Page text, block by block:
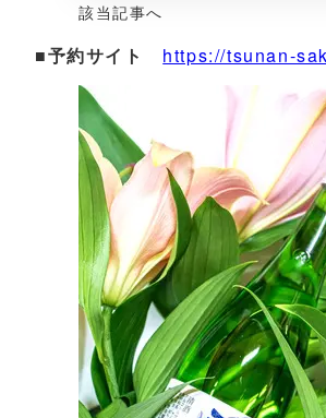
該当記事へ
■予約サイト https://tsunan-